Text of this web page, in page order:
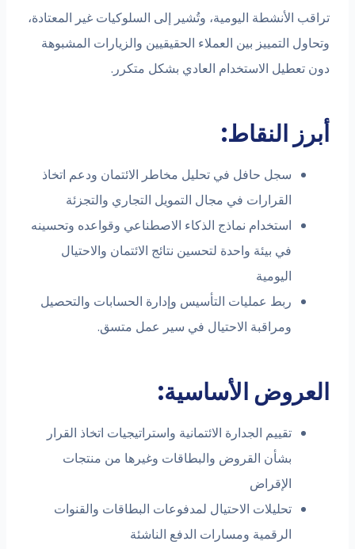
تراقب الأنشطة اليومية، وتُشير إلى السلوكيات غير المعتادة،
وتحاول التمييز بين العملاء الحقيقيين والزيارات المشبوهة
دون تعطيل الاستخدام العادي بشكل متكرر.
أبرز النقاط:
سجل حافل في تحليل مخاطر الائتمان ودعم اتخاذ
القرارات في مجال التمويل التجاري والتجزئة
استخدام نماذج الذكاء الاصطناعي وقواعده وتحسينه
في بيئة واحدة لتحسين نتائج الائتمان والاحتيال
اليومية
ربط عمليات التأسيس وإدارة الحسابات والتحصيل
ومراقبة الاحتيال في سير عمل متسق.
العروض الأساسية:
تقييم الجدارة الائتمانية واستراتيجيات اتخاذ القرار
بشأن القروض والبطاقات وغيرها من منتجات
الإقراض
تحليلات الاحتيال لمدفوعات البطاقات والقنوات
الرقمية ومسارات الدفع الناشئة